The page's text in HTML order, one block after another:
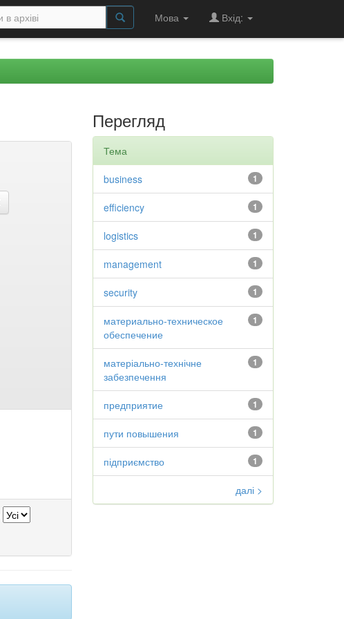
Мова Вхід:
Перегляд
Тема
1
business
1
efficiency
1
logistics
1
management
1
security
1
материально-техническое
обеспечение
1
матеріально-технічне
забезпечення
1
предприятие
1
пути повышения
1
підприємство
далі >